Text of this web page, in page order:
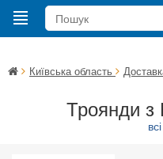
Київська область
Троянди з